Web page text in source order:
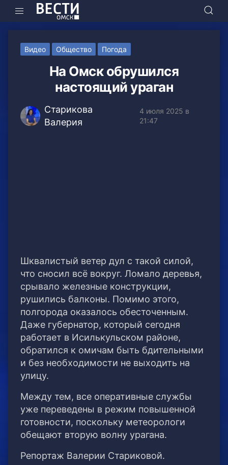
Видео Общество Погода
На Омск обрушился
настоящий ураган
Старикова
Валерия
4 июля 2025 в
21:47
Шквалистый ветер дул с такой силой,
что сносил всё вокруг. Ломало деревья,
срывало железные конструкции,
рушились балконы. Помимо этого,
полгорода оказалось обесточенным.
Даже губернатор, который сегодня
работает в Исилькульском районе,
обратился к омичам быть бдительными
и без необходимости не выходить на
улицу.
Между тем, все оперативные службы
уже переведены в режим повышенной
готовности, поскольку метеорологи
обещают вторую волну урагана.
Репортаж Валерии Стариковой.